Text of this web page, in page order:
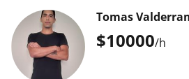
$10000/h
Tomas